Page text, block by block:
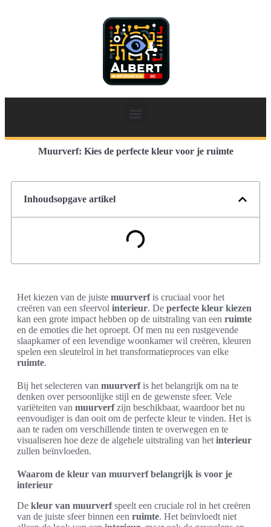
Muurverf: Kies de perfecte kleur voor je ruimte
Inhoudsopgave artikel
Het kiezen van de juiste muurverfis cruciaal voor het
creëren van een sfeervol interieur. De perfecte kleur kiezen
kan een grote impact hebben op de uitstraling van een ruimte
en de emoties die het oproept. Of men nu een rustgevende
slaapkamer of een levendige woonkamer wil creëren, kleuren
spelen een sleutelrol in het transformatieproces van elke
ruimte.
Bij het selecteren van muurverfis het belangrijk om na te
denken over persoonlijke stijl en de gewenste sfeer. Vele
variëteiten van muurverfzijn beschikbaar, waardoor het nu
eenvoudiger is dan ooit om de perfecte kleur te vinden. Het is
aan te raden om verschillende tinten te overwegen en te
visualiseren hoe deze de algehele uitstraling van het interieur
zullen beïnvloeden.
Waarom de kleur van muurverf belangrijk is voor je
interieur
De kleur van muurverfspeelt een cruciale rol in het creëren
van de juiste sfeer binnen een ruimte. Het beïnvloedt niet